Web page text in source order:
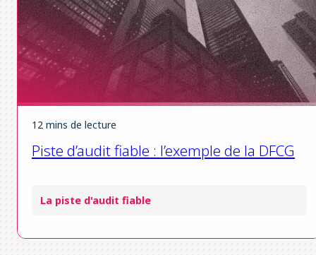
12 mins de lecture
Piste d’audit fiable : l’exemple de la DFCG
La piste d'audit fiable